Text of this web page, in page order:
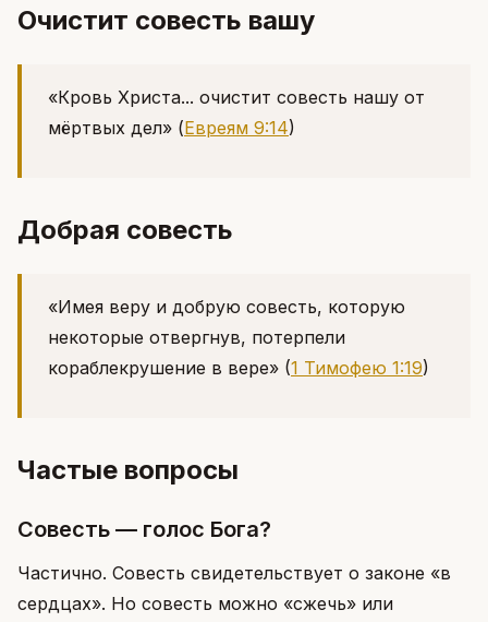
Очистит совесть вашу
«Кровь Христа... очистит совесть нашу от
мёртвых дел» (Евреям 9:14)
Добрая совесть
«Имея веру и добрую совесть, которую
некоторые отвергнув, потерпели
кораблекрушение в вере» (1 Тимофею 1:19)
Частые вопросы
Совесть — голос Бога?
Частично. Совесть свидетельствует о законе «в
сердцах». Но совесть можно «сжечь» или